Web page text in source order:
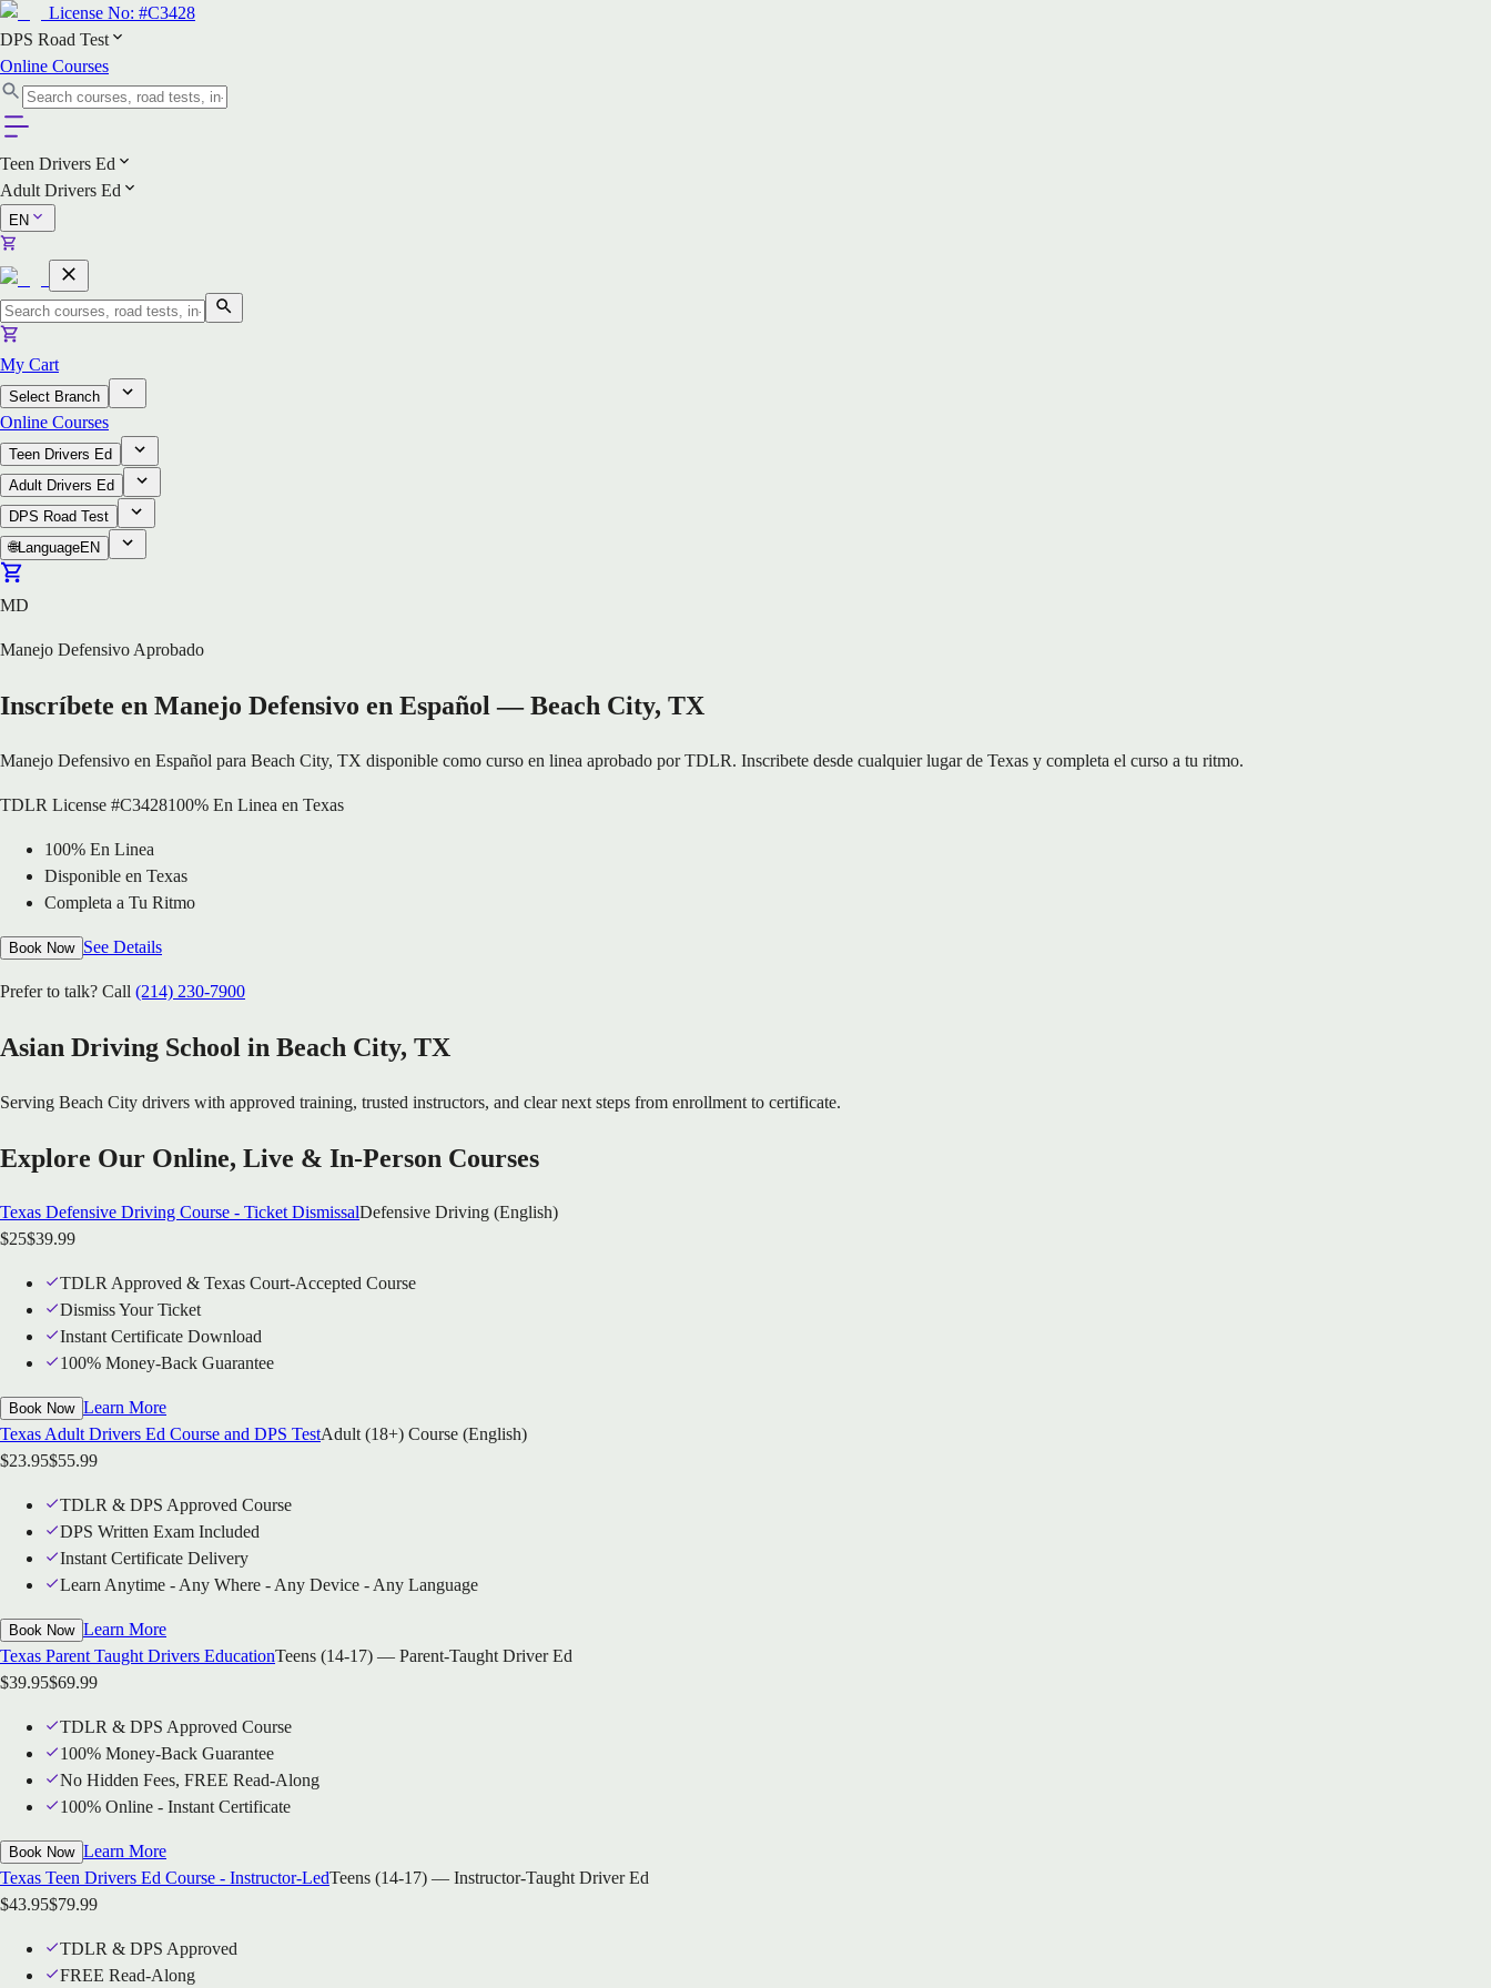
License No: #C3428
DPS Road Test
Online Courses
Teen Drivers Ed
Adult Drivers Ed
EN
My Cart
Select Branch
Online Courses
Teen Drivers Ed
Adult Drivers Ed
DPS Road Test
🌐LanguageEN
MD
Manejo Defensivo Aprobado
Inscríbete en Manejo Defensivo en Español — Beach City, TX
Manejo Defensivo en Español para Beach City, TX disponible como curso en linea aprobado por TDLR. Inscribete desde cualquier lugar de Texas y completa el curso a tu ritmo.
TDLR License #C3428100% En Linea en Texas
100% En Linea
Disponible en Texas
Completa a Tu Ritmo
Book Now See Details
Prefer to talk? Call (214) 230-7900
Asian Driving School in Beach City, TX
Serving Beach City drivers with approved training, trusted instructors, and clear next steps from enrollment to certificate.
Explore Our Online, Live & In-Person Courses
Texas Defensive Driving Course - Ticket DismissalDefensive Driving (English)
$25$39.99
TDLR Approved & Texas Court-Accepted Course
Dismiss Your Ticket
Instant Certificate Download
100% Money-Back Guarantee
Book Now Learn More
Texas Adult Drivers Ed Course and DPS TestAdult (18+) Course (English)
$23.95$55.99
TDLR & DPS Approved Course
DPS Written Exam Included
Instant Certificate Delivery
Learn Anytime - Any Where - Any Device - Any Language
Book Now Learn More
Texas Parent Taught Drivers EducationTeens (14-17) — Parent-Taught Driver Ed
$39.95$69.99
TDLR & DPS Approved Course
100% Money-Back Guarantee
No Hidden Fees, FREE Read-Along
100% Online - Instant Certificate
Book Now Learn More
Texas Teen Drivers Ed Course - Instructor-LedTeens (14-17) — Instructor-Taught Driver Ed
$43.95$79.99
TDLR & DPS Approved
FREE Read-Along